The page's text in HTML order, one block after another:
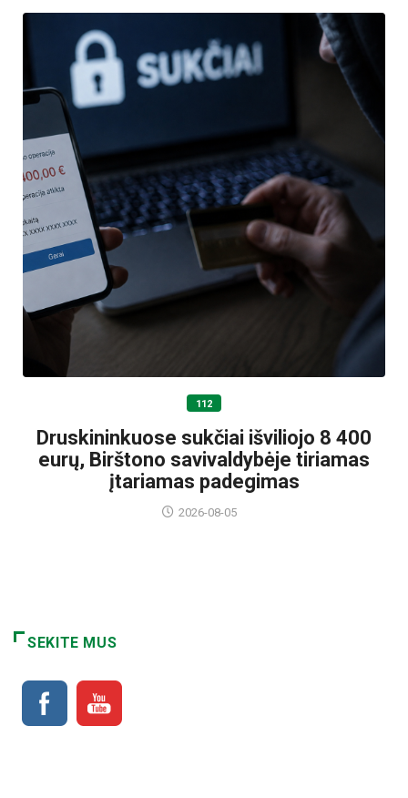
112
Druskininkuose sukčiai išviliojo 8 400
eurų, Birštono savivaldybėje tiriamas
įtariamas padegimas
2026-08-05
SEKITE MUS